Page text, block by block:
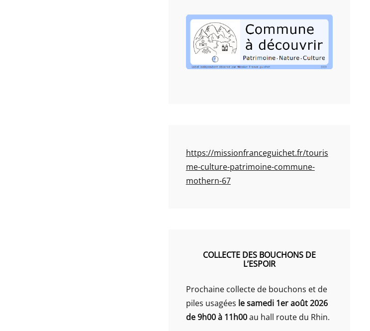
https://missionfranceguichet.fr/touris
me-culture-patrimoine-commune-
mothern-67
COLLECTE DES BOUCHONS DE
L’ESPOIR
Prochaine collecte de bouchons et de
piles usagées le samedi 1er août 2026
de 9h00 à 11h00au hall route du Rhin.